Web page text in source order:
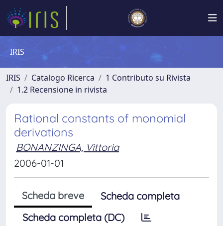
IRIS
IRIS Catalogo Ricerca
1 Contributo su Rivista
1.2 Recensione in rivista
Rational constants of monomial
derivations
BONANZINGA, Vittoria
2006-01-01
Scheda breve
Scheda completa
Scheda completa (DC)